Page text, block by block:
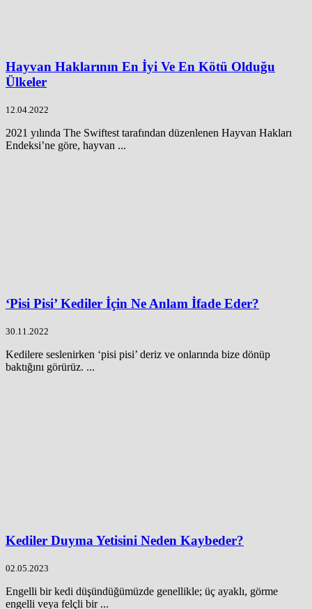
Hayvan Haklarının En İyi Ve En Kötü Olduğu
Ülkeler
12.04.2022
2021 yılında The Swiftest tarafından düzenlenen Hayvan Hakları
Endeksi’ne göre, hayvan ...
‘Pisi Pisi’ Kediler İçin Ne Anlam İfade Eder?
30.11.2022
Kedilere seslenirken ‘pisi pisi’ deriz ve onlarında bize dönüp
baktığını görürüz. ...
Kediler Duyma Yetisini Neden Kaybeder?
02.05.2023
Engelli bir kedi düşündüğümüzde genellikle; üç ayaklı, görme
engelli veya felçli bir ...